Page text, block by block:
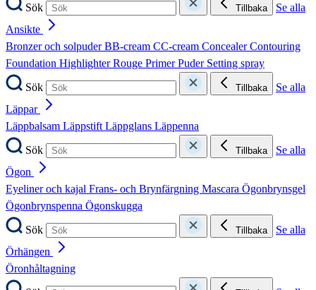
Sök Tillbaka
Se alla
Ansikte
Bronzer och solpuderBB-cream CC-cream ConcealerContouring
Foundation HighlighterRouge PrimerPuder Setting spray
Sök
Tillbaka
Se alla
Läppar
Läppbalsam LäppstiftLäppglans Läppenna
Sök
Tillbaka
Se alla
Ögon
Eyeliner och kajal Frans- och Brynfärgning Mascara Ögonbrynsgel
Ögonbrynspenna Ögonskugga
Sök
Tillbaka
Se alla
Örhängen
Öronhåltagning